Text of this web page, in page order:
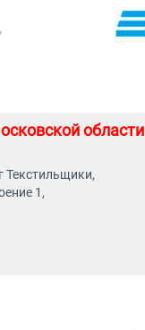
области
Текстильщики,
1,